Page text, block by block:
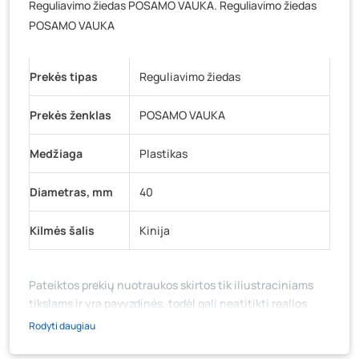
Baravykų g. 1, Druskininkai- 0 vienetų
Vilniaus g. 89D, Ukmergė
K. Donelaičio g. 17, Rokiškis
Šaltupės g. 64, Zarasai - 0 vienetų
Reguliavimo žiedas POSAMO VAUKA. Reguliavimo žiedas
POSAMO VAUKA
Prekės tipas Reguliavimo žiedas
Prekės ženklas POSAMO VAUKA
Medžiaga Plastikas
Diametras, mm 40
Kilmės šalis Kinija
Pateiktos prekių nuotraukos skirtos tik iliustraciniams
tikslams ir yra pavyzdinės, todėl gali neatitikti realios
prekių ir jų pakuotės išvaizdos, komplektacijos, spalvos ar
Rodyti daugiau